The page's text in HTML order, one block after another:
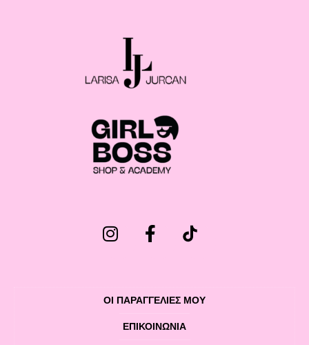
ΟΙ ΠΑΡΑΓΓΕΛΙΕΣ ΜΟΥ
ΕΠΙΚΟΙΝΩΝΊΑ